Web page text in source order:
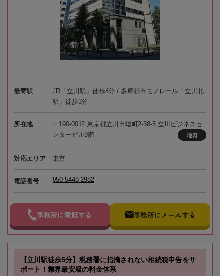
最寄駅
JR「立川駅」徒歩4分 / 多摩都市モノレール「立川北
駅」徒歩3分
所在地
〒190-0012 東京都立川市曙町2-38-5 立川ビジネスセ
ンタービル9階
地図
対応エリア 東京
電話番号 050-5448-2982
事務所に電話する 事務所にメールする
【立川駅徒歩5分】税務署に指摘されない相続税申告をサ
ポート！業界最安級の料金体系